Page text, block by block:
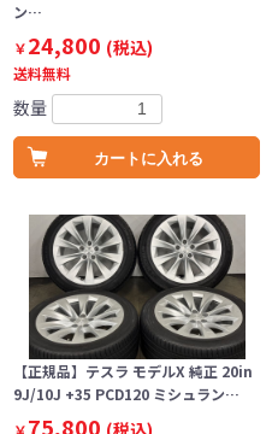
ン…
￥24,800 (税込)
送料無料
数量
カートに入れる
【正規品】テスラ モデルX 純正 20in
9J/10J +35 PCD120 ミシュラン…
￥75,800 (税込)